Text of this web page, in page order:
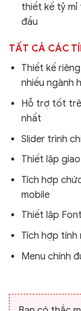
thiết kế tỷ mỉ
đầu
TẤT CẢ CÁC
Thiết kế
nhiều ngành
Hỗ trợ tốt
nhất
Slider trình
Thiết lập
Tích hợp
mobile
Thiết lập
Tích hợp tính
Menu chính